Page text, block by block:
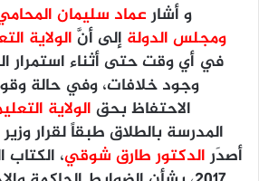
و أشارعماد سليمان
ومجلس الدولة إلى أنَّ الولاية
في أي وقت حتى أثناء استمرار
وجود خلافات، وفي حالة
الاحتفاظ بحق الولاية
المدرسة بالطلاق طبقاً لقرار وزير
أصدَرالدكتور طارق شوقي